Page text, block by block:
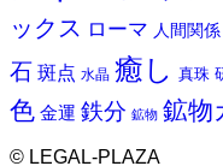
ックス ローマ 人間関係
石 斑点 水晶 癒し 真珠
色 金運 鉄分 鉱物 鉱物
© LEGAL-PLAZA